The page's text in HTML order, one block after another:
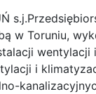
w Toruniu,
i